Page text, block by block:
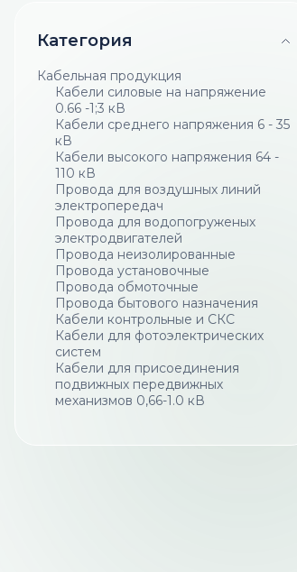
Категория
Кабельная продукция
Кабели силовые на напряжение
0.66 -1;3 кВ
Кабели среднего напряжения 6 - 35
кВ
Кабели высокого напряжения 64 -
110 кВ
Провода для воздушных линий
электропередач
Провода для водопогруженых
электродвигателей
Провода неизолированные
Провода установочные
Провода обмоточные
Провода бытового назначения
Кабели контрольные и СКС
Кабели для фотоэлектрических
систем
Кабели для присоединения
подвижных передвижных
механизмов 0,66-1.0 кВ